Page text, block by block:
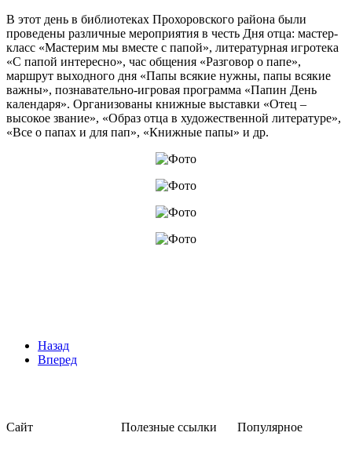
В этот день в библиотеках Прохоровского района были
проведены различные мероприятия в честь Дня отца: мастер-
класс «Мастерим мы вместе с папой», литературная игротека
«С папой интересно», час общения «Разговор о папе»,
маршрут выходного дня «Папы всякие нужны, папы всякие
важны», познавательно-игровая программа «Папин День
календаря». Организованы книжные выставки «Отец –
высокое звание», «Образ отца в художественной литературе»,
«Все о папах и для пап», «Книжные папы» и др.
Назад
Вперед
Сайт Полезные ссылки Популярное